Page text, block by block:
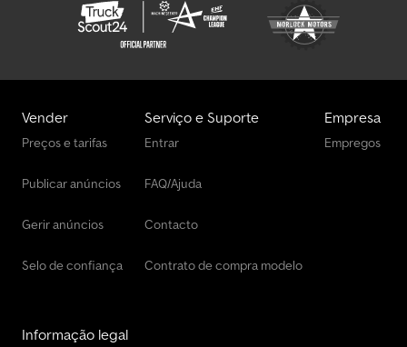
Vender
Preços e tarifas
Publicar anúncios
Gerir anúncios
Selo de confiança
Serviço e Suporte
Entrar
FAQ/Ajuda
Contacto
Contrato de compra modelo
Empresa
Empregos
Informação legal